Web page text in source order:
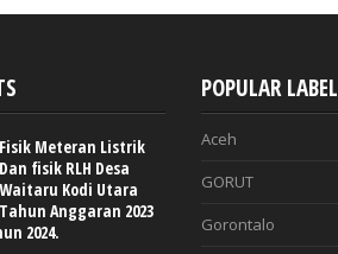
Fisik Meteran Listrik
Dan fisik RLH Desa
Waitaru Kodi Utara
Tahun Anggaran 2023
2024.
POPULAR LABEL
Aceh
GORUT
Gorontalo